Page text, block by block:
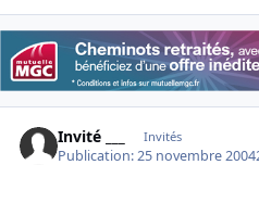
Invité ___ Invités
Publication:25 novembre 2004